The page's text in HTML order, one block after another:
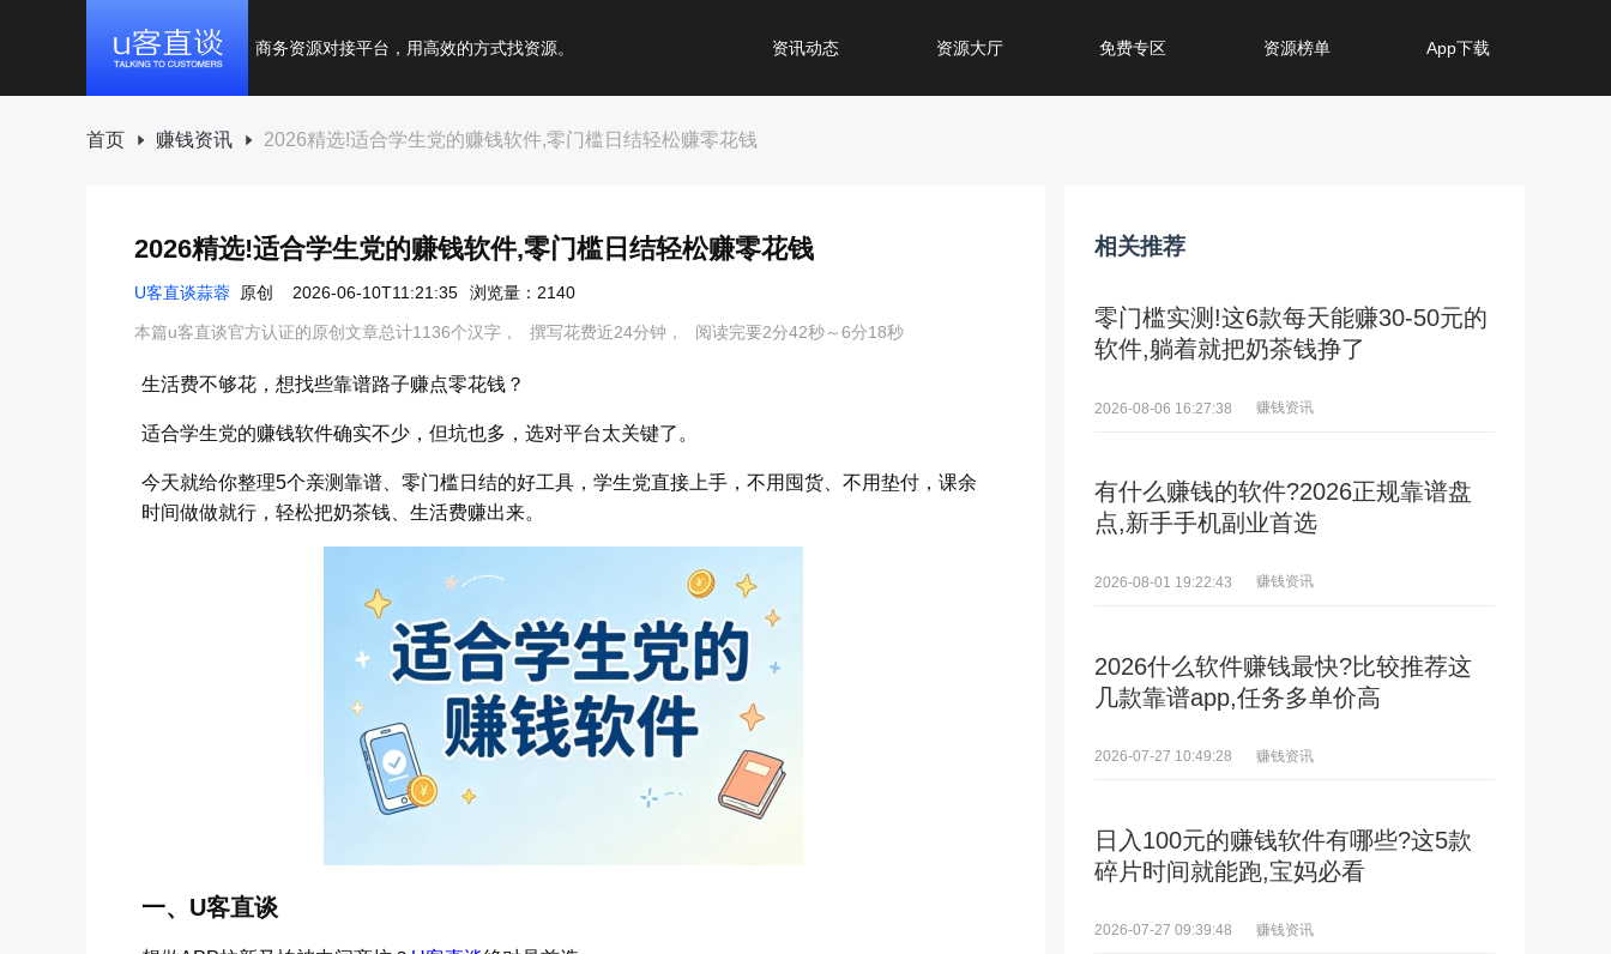
商务资源对接平台，用高效的方式找资源。 资讯动态 资源大厅 免费专区 资源榜单 App下载
首页 赚钱资讯 2026精选!适合学生党的赚钱软件,零门槛日结轻松赚零花钱
2026精选!适合学生党的赚钱软件,零门槛日结轻松赚零花钱
U客直谈蒜蓉 原创 2026-06-10T11:21:35 浏览量：2140
本篇u客直谈官方认证的原创文章总计1136个汉字， 撰写花费近24分钟， 阅读完要2分42秒～6分18秒
生活费不够花，想找些靠谱路子赚点零花钱？
适合学生党的赚钱软件确实不少，但坑也多，选对平台太关键了。
今天就给你整理5个亲测靠谱、零门槛日结的好工具，学生党直接上手，不用囤货、不用垫付，课余
时间做做就行，轻松把奶茶钱、生活费赚出来。
一、U客直谈
相关推荐
零门槛实测!这6款每天能赚30-50元的
软件,躺着就把奶茶钱挣了
2026-08-06 16:27:38 赚钱资讯
有什么赚钱的软件?2026正规靠谱盘
点,新手手机副业首选
2026-08-01 19:22:43 赚钱资讯
2026什么软件赚钱最快?比较推荐这
几款靠谱app,任务多单价高
2026-07-27 10:49:28 赚钱资讯
日入100元的赚钱软件有哪些?这5款
碎片时间就能跑,宝妈必看
2026-07-27 09:39:48 赚钱资讯